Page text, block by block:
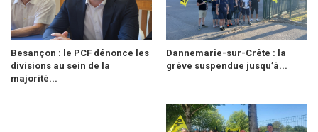
Besançon : le PCF dénonce les
divisions au sein de la
majorité...
Dannemarie-sur-Crête : la
grève suspendue jusqu’à...